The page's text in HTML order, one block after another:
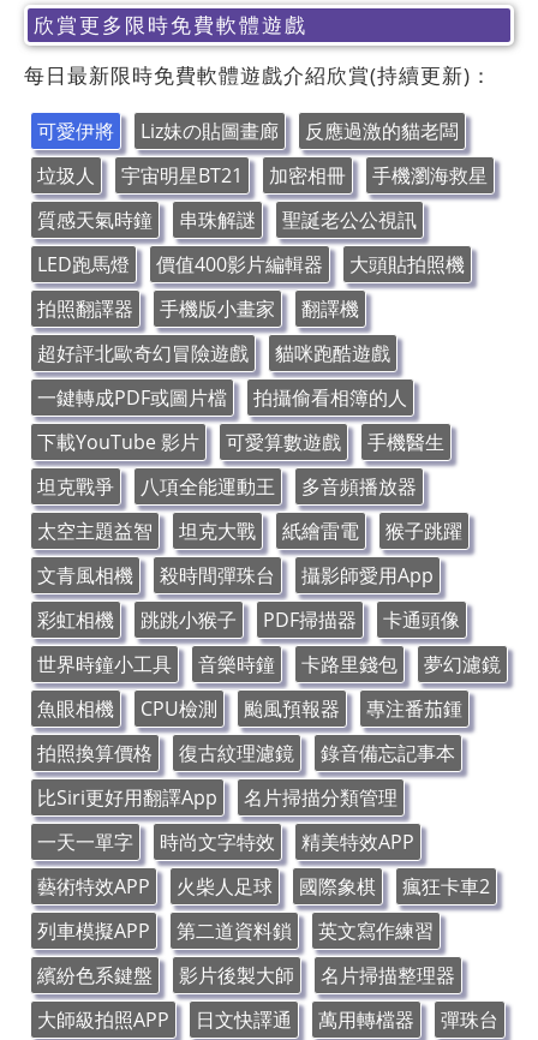
欣賞更多限時免費軟體遊戲
每日最新限時免費軟體遊戲介紹欣賞(持續更新)：
可愛伊將 Liz妹の貼圖畫廊
反應過激的貓老闆
垃圾人
宇宙明星BT21 加密相冊
手機瀏海救星
質感天氣時鐘
串珠解謎
聖誕老公公視訊
LED跑馬燈
價值400影片編輯器
大頭貼拍照機
拍照翻譯器
手機版小畫家
翻譯機
超好評北歐奇幻冒險遊戲
貓咪跑酷遊戲
一鍵轉成PDF或圖片檔
拍攝偷看相簿的人
下載YouTube 影片
可愛算數遊戲
手機醫生
坦克戰爭
八項全能運動王
多音頻播放器
太空主題益智
坦克大戰 紙繪雷電
猴子跳躍
文青風相機
殺時間彈珠台
攝影師愛用App
彩虹相機
跳跳小猴子 PDF掃描器
卡通頭像
世界時鐘小工具
音樂時鐘 卡路里錢包
夢幻濾鏡
魚眼相機
CPU檢測 颱風預報器
專注番茄鍾
拍照換算價格
復古紋理濾鏡
錄音備忘記事本
比Siri更好用翻譯App
名片掃描分類管理
一天一單字
時尚文字特效
精美特效APP
藝術特效APP
火柴人足球 國際象棋
瘋狂卡車2
列車模擬APP
第二道資料鎖
英文寫作練習
繽紛色系鍵盤
影片後製大師
名片掃描整理器
大師級拍照APP
日文快譯通 萬用轉檔器
彈珠台